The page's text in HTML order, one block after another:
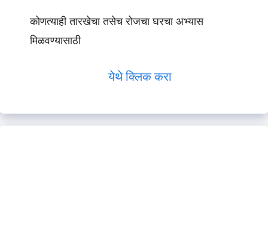
कोणत्याही तारखेचा तसेच रोजचा घरचा अभ्यास
मिळवण्यासाठी
येथे क्लिक करा